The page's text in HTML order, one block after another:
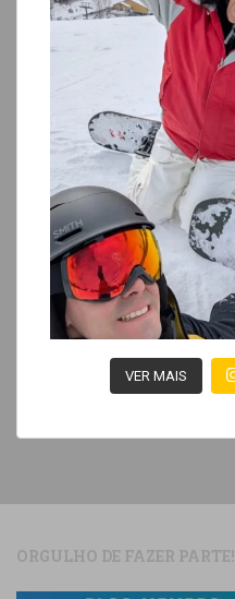
VER MAIS
ORGULHO DE FAZER PARTE!